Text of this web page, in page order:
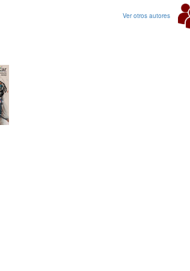
Ver otros autores